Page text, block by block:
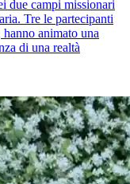
due campi missionari
Tre le partecipanti
animato una
di una realtà